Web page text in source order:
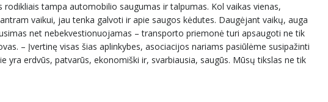
tampa automobilio saugumas ir talpumas. Kol vaikas vienas,
vaikui, jau tenka galvoti ir apie saugos kėdutes. Daugėjant vaikų, auga
net nebekvestionuojamas – transporto priemonė turi apsaugoti ne tik
– Įvertinę visas šias aplinkybes, asociacijos nariams pasiūlėme susipažinti
yra erdvūs, patvarūs, ekonomiški ir, svarbiausia, saugūs. Mūsų tikslas ne tik